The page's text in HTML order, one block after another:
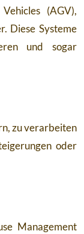
(AGV),
Diese Systeme
und sogar
zu verarbeiten
oder
Management